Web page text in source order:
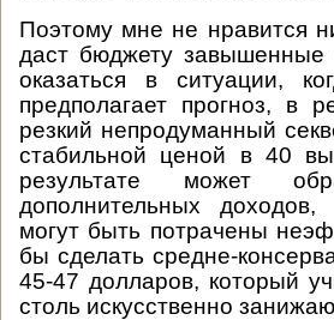
Поэтому мне не нравится
даст бюджету
оказаться в ситуации,
предполагает прогноз, в
резкий непродуманный
стабильной ценой в 40
результате может
дополнительных
могут быть потрачены
бы сделать средне-
45-47 долларов, который
столь искусственно